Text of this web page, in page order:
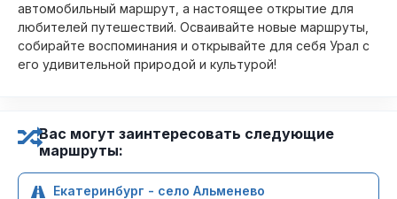
автомобильный маршрут, а настоящее открытие для
любителей путешествий. Осваивайте новые маршруты,
собирайте воспоминания и открывайте для себя Урал с
его удивительной природой и культурой!
Вас могут заинтересовать следующие
маршруты:
Екатеринбург - село Альменево